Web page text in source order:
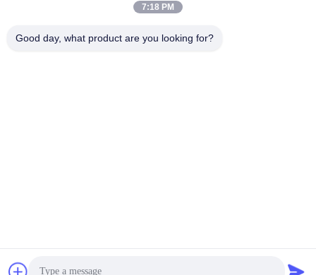
CE, RoHs, BIS, KC, CB, UL, MSDS, UN38.3, IEC61233
7:18 PM
Good day, what product are you looking for?